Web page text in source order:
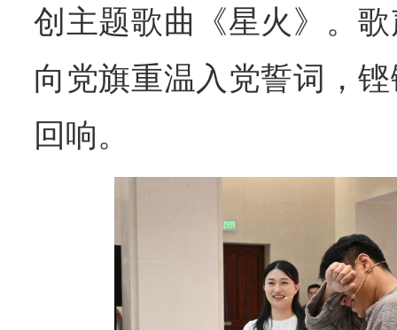
创主题歌曲《星火》。
向党旗重温入党誓词，
回响。